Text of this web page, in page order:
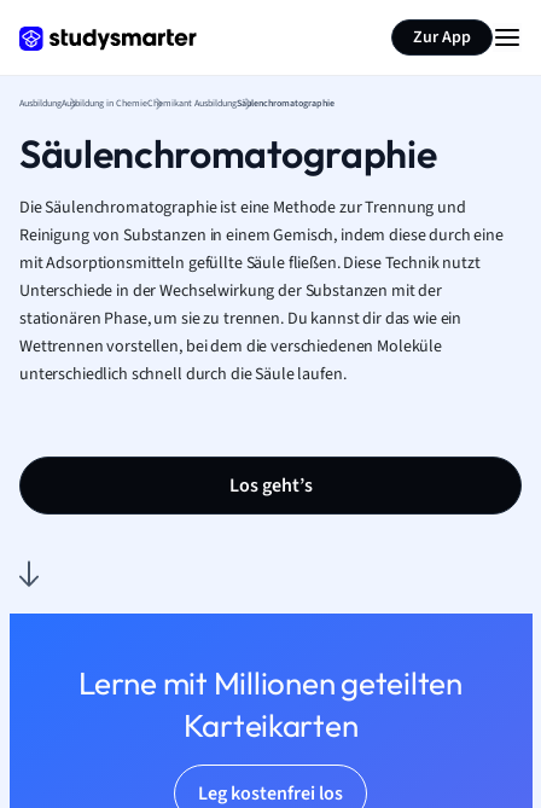
Zur App
AusbildungAusbildung in ChemieChemikant AusbildungSäulenchromatographie
Säulenchromatographie
Die Säulenchromatographie ist eine Methode zur Trennung und
Reinigung von Substanzen in einem Gemisch, indem diese durch eine
mit Adsorptionsmitteln gefüllte Säule fließen. Diese Technik nutzt
Unterschiede in der Wechselwirkung der Substanzen mit der
stationären Phase, um sie zu trennen. Du kannst dir das wie ein
Wettrennen vorstellen, bei dem die verschiedenen Moleküle
unterschiedlich schnell durch die Säule laufen.
Los geht’s
Lerne mit Millionen geteilten
Karteikarten
Leg kostenfrei los